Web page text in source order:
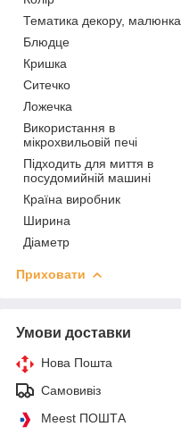
Тематика декору, малюнка
Блюдце
Кришка
Ситечко
Ложечка
Використання в
мікрохвильовій печі
Підходить для миття в
посудомийній машині
Країна виробник
Ширина
Діаметр
Приховати
Умови доставки
Нова Пошта
Самовивіз
Meest ПОШТА